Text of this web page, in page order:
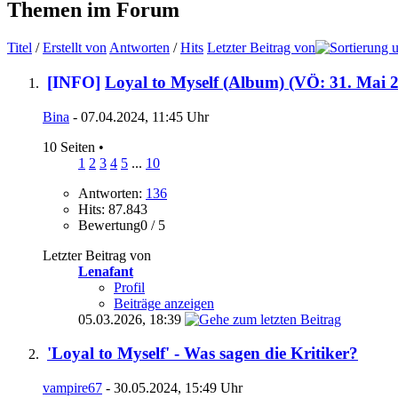
Themen im Forum
Titel /Erstellt von Antworten /Hits Letzter Beitrag von
[INFO] Loyal to Myself (Album) (VÖ: 31. Mai
Bina - 07.04.2024, 11:45 Uhr
10 Seiten •
1 2 3 4 5 ... 10
Antworten: 136
Hits: 87.843
Bewertung0 / 5
Letzter Beitrag von
Lenafant
Profil
Beiträge anzeigen
05.03.2026, 18:39
'Loyal to Myself' - Was sagen die Kritiker?
vampire67 - 30.05.2024, 15:49 Uhr